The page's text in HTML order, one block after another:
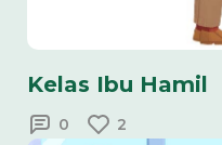
Kelas Ibu Hamil
0 2